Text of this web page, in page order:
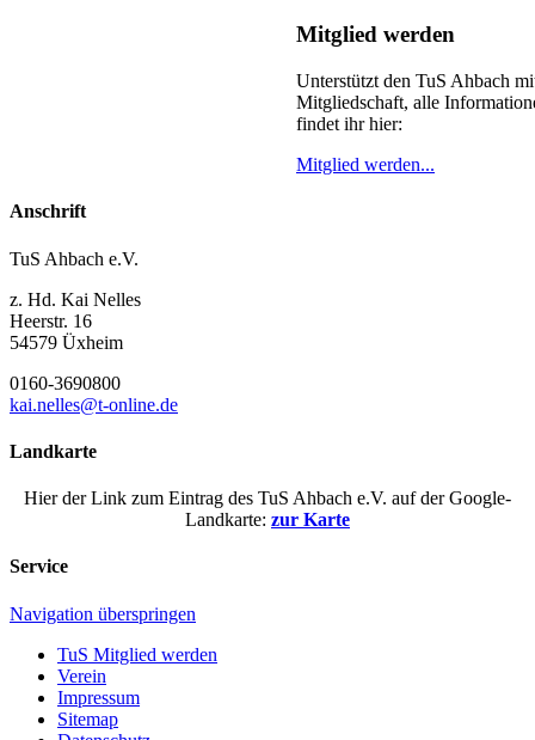
Mitglied werden
Unterstützt den TuS Ahbach
Mitgliedschaft, alle
findet ihr hier:
Mitglied werden...
Anschrift
TuS Ahbach e.V.
z. Hd. Kai Nelles
Heerstr. 16
54579 Üxheim
0160-3690800
kai.nelles@t-online.de
Landkarte
Hier der Link zum Eintrag des TuS Ahbach e.V. auf der Google-
Landkarte: zur Karte
Service
Navigation überspringen
TuS Mitglied werden
Verein
Impressum
Sitemap